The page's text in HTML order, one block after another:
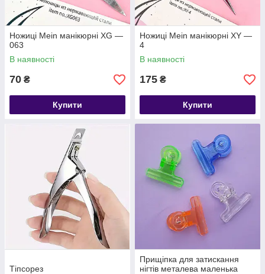
Ножиці Mein манікюрні XG —
063
В наявності
70 ₴
Купити
Ножиці Mein манікюрні XY —
4
В наявності
175 ₴
Купити
Тіпсорез
Прищіпка для затискання
нігтів металева маленька